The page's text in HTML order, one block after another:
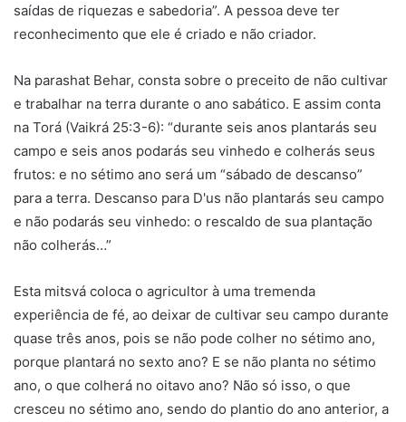
saídas de riquezas e sabedoria”. A pessoa deve ter
reconhecimento que ele é criado e não criador.
Na parashat Behar, consta sobre o preceito de não cultivar
e trabalhar na terra durante o ano sabático. E assim conta
na Torá (Vaikrá 25:3-6): “durante seis anos plantarás seu
campo e seis anos podarás seu vinhedo e colherás seus
frutos: e no sétimo ano será um “sábado de descanso”
para a terra. Descanso para D'us não plantarás seu campo
e não podarás seu vinhedo: o rescaldo de sua plantação
não colherás…”
Esta mitsvá coloca o agricultor à uma tremenda
experiência de fé, ao deixar de cultivar seu campo durante
quase três anos, pois se não pode colher no sétimo ano,
porque plantará no sexto ano? E se não planta no sétimo
ano, o que colherá no oitavo ano? Não só isso, o que
cresceu no sétimo ano, sendo do plantio do ano anterior, a